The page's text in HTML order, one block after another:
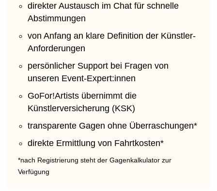
direkter Austausch im Chat für schnelle
Abstimmungen
von Anfang an klare Definition der Künstler-
Anforderungen
persönlicher Support bei Fragen von
unseren Event-Expert:innen
GoFor!Artists übernimmt die
Künstlerversicherung (KSK)
transparente Gagen ohne Überraschungen*
direkte Ermittlung von Fahrtkosten*
*nach Registrierung steht der Gagenkalkulator zur
Verfügung